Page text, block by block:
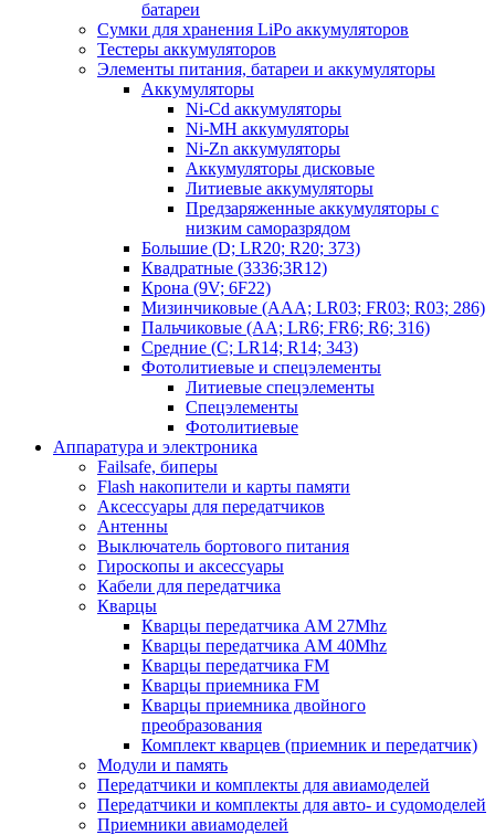
батареи
Сумки для хранения LiPo аккумуляторов
Тестеры аккумуляторов
Элементы питания, батареи и аккумуляторы
Аккумуляторы
Ni-Cd аккумуляторы
Ni-MH аккумуляторы
Ni-Zn аккумуляторы
Аккумуляторы дисковые
Литиевые аккумуляторы
Предзаряженные аккумуляторы с
низким саморазрядом
Большие (D; LR20; R20; 373)
Квадратные (3336;3R12)
Крона (9V; 6F22)
Мизинчиковые (AAA; LR03; FR03; R03; 286)
Пальчиковые (AA; LR6; FR6; R6; 316)
Средние (C; LR14; R14; 343)
Фотолитиевые и спецэлементы
Литиевые спецэлементы
Спецэлементы
Фотолитиевые
Аппаратура и электроника
Failsafe, биперы
Flash накопители и карты памяти
Аксессуары для передатчиков
Антенны
Выключатель бортового питания
Гироскопы и аксессуары
Кабели для передатчика
Кварцы
Кварцы передатчика AM 27Mhz
Кварцы передатчика AM 40Mhz
Кварцы передатчика FM
Кварцы приемника FM
Кварцы приемника двойного
преобразования
Комплект кварцев (приемник и передатчик)
Модули и память
Передатчики и комплекты для авиамоделей
Передатчики и комплекты для авто- и судомоделей
Приемники авиамоделей